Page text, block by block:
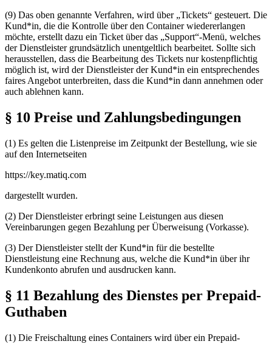
(9) Das oben genannte Verfahren, wird über „Tickets“ gesteuert. Die
Kund*in, die die Kontrolle über den Container wiedererlangen
möchte, erstellt dazu ein Ticket über das „Support“-Menü, welches
der Dienstleister grundsätzlich unentgeltlich bearbeitet. Sollte sich
herausstellen, dass die Bearbeitung des Tickets nur kostenpflichtig
möglich ist, wird der Dienstleister der Kund*in ein entsprechendes
faires Angebot unterbreiten, dass die Kund*in dann annehmen oder
auch ablehnen kann.
§ 10 Preise und Zahlungsbedingungen
(1) Es gelten die Listenpreise im Zeitpunkt der Bestellung, wie sie
auf den Internetseiten
https://key.matiq.com
dargestellt wurden.
(2) Der Dienstleister erbringt seine Leistungen aus diesen
Vereinbarungen gegen Bezahlung perÜber­wei­sung (Vorkasse).
(3) Der Dienstleister stellt der Kund*in für die bestellte
Dienstleistung eine Rechnung aus, welche die Kund*in über ihr
Kundenkonto abrufen und ausdrucken kann.
§ 11 Bezahlung des Dienstes per Prepaid-
Guthaben
(1) Die Freischaltung eines Containers wird über ein Prepaid-